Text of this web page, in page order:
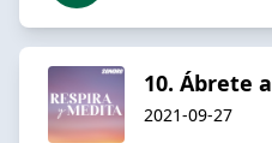
10. Ábrete
2021-09-27